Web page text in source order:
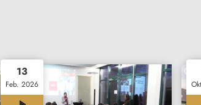
13
Feb. 2026